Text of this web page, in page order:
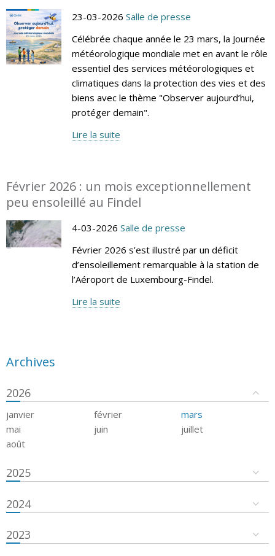
23-03-2026 Salle de presse
Célébrée chaque année le 23 mars, la Journée
météorologique mondiale met en avant le rôle
essentiel des services météorologiques et
climatiques dans la protection des vies et des
biens avec le thème "Observer aujourd’hui,
protéger demain".
Lire la suite
Février 2026 : un mois exceptionnellement
peu ensoleillé au Findel
4-03-2026 Salle de presse
Février 2026 s’est illustré par un déficit
d’ensoleillement remarquable à la station de
l’Aéroport de Luxembourg-Findel.
Lire la suite
Archives
2026
janvier février
mars
mai
juin
juillet
août
2025
2024
2023